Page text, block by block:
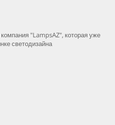
"LampsAZ", которая уже
светодизайна